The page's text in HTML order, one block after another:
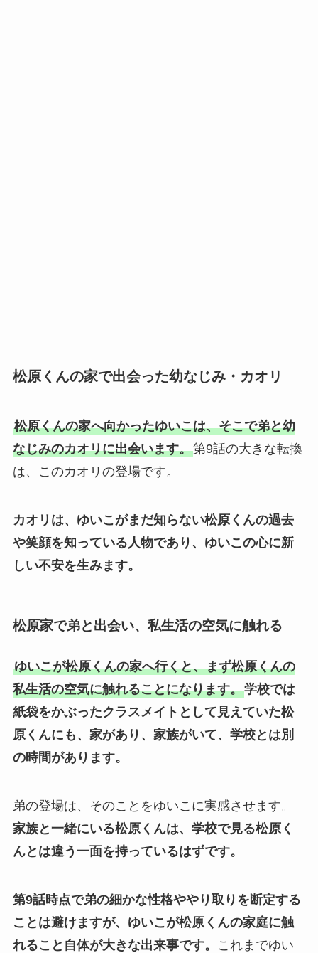
松原くんの家で出会った幼なじみ・カオリ
松原くんの家へ向かったゆいこは、そこで弟と幼
なじみのカオリに出会います。第9話の大きな転換
は、このカオリの登場です。
カオリは、ゆいこがまだ知らない松原くんの過去
や笑顔を知っている人物であり、ゆいこの心に新
しい不安を生みます。
松原家で弟と出会い、私生活の空気に触れる
ゆいこが松原くんの家へ行くと、まず松原くんの
私生活の空気に触れることになります。学校では
紙袋をかぶったクラスメイトとして見えていた松
原くんにも、家があり、家族がいて、学校とは別
の時間があります。
弟の登場は、そのことをゆいこに実感させます。
家族と一緒にいる松原くんは、学校で見る松原く
んとは違う一面を持っているはずです。
第9話時点で弟の細かな性格ややり取りを断定する
ことは避けますが、ゆいこが松原くんの家庭に触
れること自体が大きな出来事です。
これまでゆい